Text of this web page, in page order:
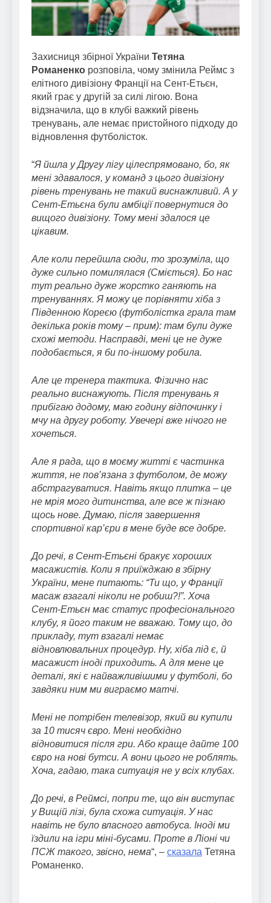
Захисниця збірної України Тетяна
Романенко розповіла, чому змінила Реймс з
елітного дивізіону Франції на Сент-Етьєн,
який грає у другій за силі лігою. Вона
відзначила, що в клубі важкий рівень
тренувань, але немає пристойного підходу до
відновлення футболісток.
“Я йшла у Другу лігу цілеспрямовано, бо, як
менi здавалося, у команд з цього дивізіону
рівень тренувань не такий виснажливий. А у
Сент-Етьєна були амбiцiï повернутися до
вищого дивiзiону. Тому менi здалося це
цiкавим.
Але коли перейшла сюди, то зрозуміла, що
дуже сильно помилялася (Сміється). Бо нас
тут реально дуже жорстко ганяють на
тренуваннях. Я можу це порівняти хіба з
Південною Кореєю (футболістка грала там
декілька років тому – прим): там були дуже
схожі методи. Насправді, мені це не дуже
подобається, я би по-іншому робила.
Але це тренера тактика. Фізично нас
реально виснажують. Після тренувань я
прибігаю додому, маю годину відпочинку і
мчу на другу роботу. Увечері вже нічого не
хочеться.
Але я рада, що в моєму житті є частинка
життя, не пов’язана з футболом, де можу
абстрагуватися. Навіть якщо плитка – це
не мрія мого дитинства, але все ж пізнаю
щось нове. Думаю, після завершення
спортивної кар’єри в мене буде все добре.
До речі, в Сент-Етьєні бракує хороших
масажистів. Коли я приїжджаю в збірну
України, мене питають: “Ти що, у Франції
масаж взагалі ніколи не робиш?!”. Хоча
Сент-Етьєн має статус професіонального
клубу, я його таким не вважаю. Тому що, до
прикладу, тут взагалі немає
відновлювальних процедур. Ну, хіба лід є, й
масажист іноді приходить. А для мене це
деталі, які є найважливішими у футболі, бо
завдяки ним ми виграємо матчі.
Мені не потрібен телевізор, який ви купили
за 10 тисяч євро. Мені необхідно
відновитися після гри. Або краще дайте 100
євро на нові бутси. А вони цього не роблять.
Хоча, гадаю, така ситуація не у всіх клубах.
До речі, в Реймсі, попри те, що він виступає
у Вищій лізі, була схожа ситуація. У нас
навіть не було власного автобуса. Іноді ми
їздили на ігри міні-бусами. Проте в Ліоні чи
ПСЖ такого, звісно, нема“, – сказала Тетяна
Романенко.